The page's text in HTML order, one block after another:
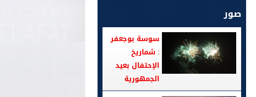
صور
سوسة بوجعفر
: شماريخ
الإحتفال بعيد
الجمهورية